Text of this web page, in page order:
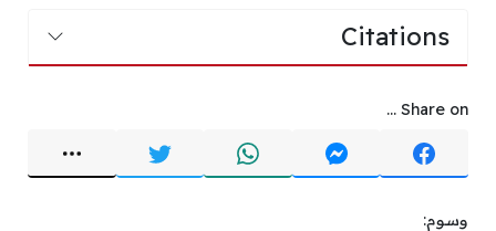
Citations
Share on ...
وسوم: